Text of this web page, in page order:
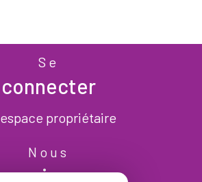
Se
connecter
espace propriétaire
Nous
suivre